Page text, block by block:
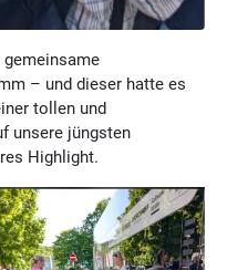
gemeinsame
– und dieser hatte es
tollen und
unsere jüngsten
Highlight.